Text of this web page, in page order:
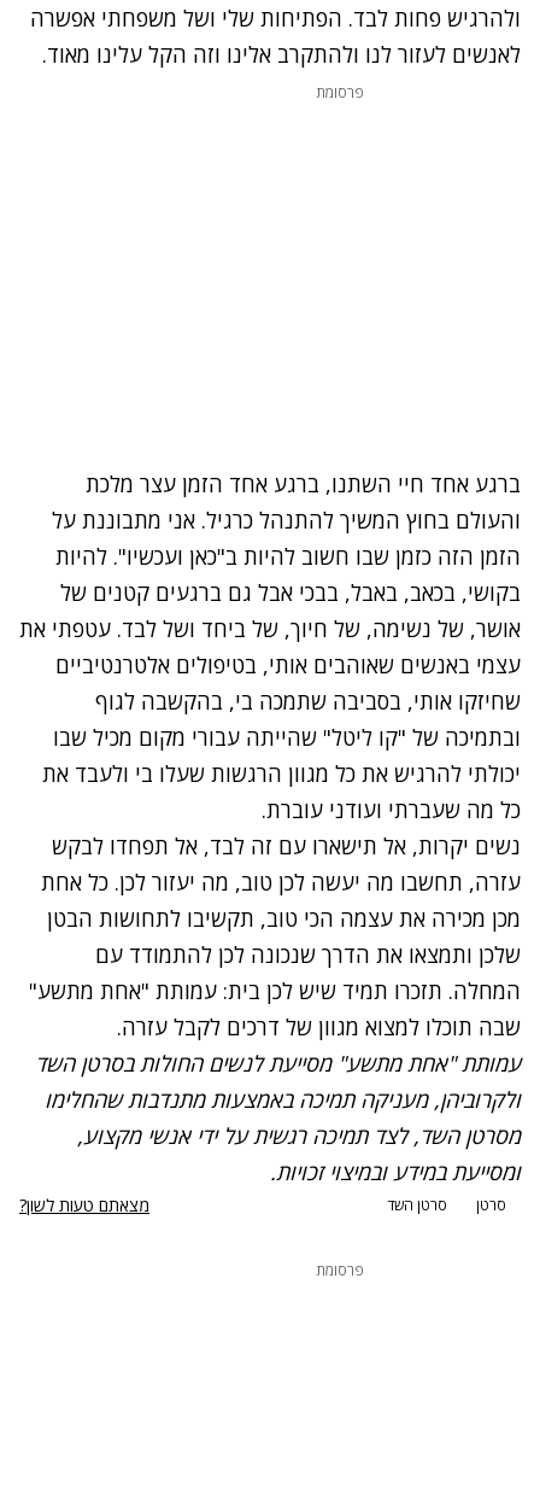
ולהרגיש פחות לבד. הפתיחות שלי ושל משפחתי אפשרה
לאנשים לעזור לנו ולהתקרב אלינו וזה הקל עלינו מאוד.
פרסומת
ברגע אחד חיי השתנו, ברגע אחד הזמן עצר מלכת
והעולם בחוץ המשיך להתנהל כרגיל. אני מתבוננת על
הזמן הזה כזמן שבו חשוב להיות ב"כאן ועכשיו". להיות
בקושי, בכאב, באבל, בבכי אבל גם ברגעים קטנים של
אושר, של נשימה, של חיוך, של ביחד ושל לבד. עטפתי את
עצמי באנשים שאוהבים אותי, בטיפולים אלטרנטיביים
שחיזקו אותי, בסביבה שתמכה בי, בהקשבה לגוף
ובתמיכה של "קו ליטל" שהייתה עבורי מקום מכיל שבו
יכולתי להרגיש את כל מגוון הרגשות שעלו בי ולעבד את
כל מה שעברתי ועודני עוברת.
נשים יקרות, אל תישארו עם זה לבד, אל תפחדו לבקש
עזרה, תחשבו מה יעשה לכן טוב, מה יעזור לכן. כל אחת
מכן מכירה את עצמה הכי טוב, תקשיבו לתחושות הבטן
שלכן ותמצאו את הדרך שנכונה לכן להתמודד עם
המחלה. תזכרו תמיד שיש לכן בית: עמותת "אחת מתשע"
שבה תוכלו למצוא מגוון של דרכים לקבל עזרה.
עמותת"אחת מתשע" מסייעת לנשים החולות בסרטן השד
ולקרוביהן, מעניקה תמיכה באמצעות מתנדבות שהחלימו
מסרטן השד, לצד תמיכה רגשית על ידי אנשי מקצוע,
ומסייעת במידע ובמיצוי זכויות.
סרטן סרטן השד מצאתם טעות לשון?
פרסומת